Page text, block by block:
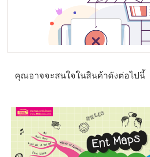
คุณอาจจะสนใจในสินค้าดังต่อไปนี้